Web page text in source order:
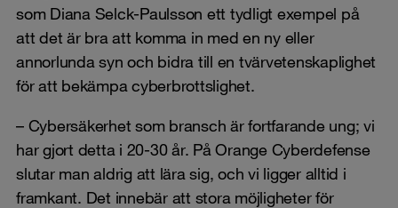
som Diana Selck-Paulsson ett tydligt exempel på
att det är bra att komma in med en ny eller
annorlunda syn och bidra till en tvärvetenskaplighet
för att bekämpa cyberbrottslighet.
– Cybersäkerhet som bransch är fortfarande ung; vi
har gjort detta i 20-30 år. På Orange Cyberdefense
slutar man aldrig att lära sig, och vi ligger alltid i
framkant. Det innebär att stora möjligheter för